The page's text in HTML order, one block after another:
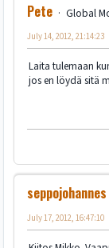
Pete
Global
July 14, 2012, 21:14:23
Laita tulemaan
jos en löydä sitä
seppojohannes
July 17, 2012, 16:47:10